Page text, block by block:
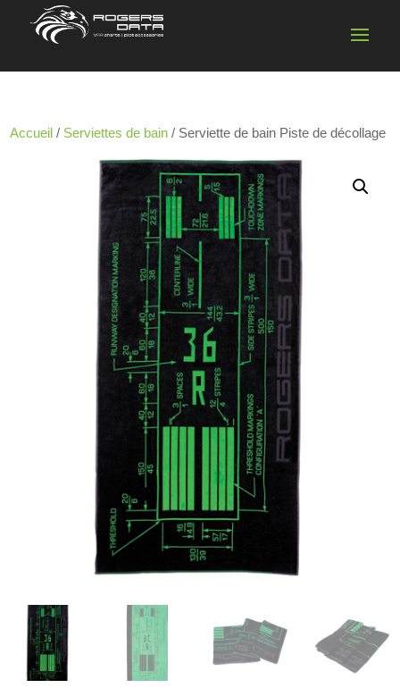
Accueil / Serviettes de bain / Serviette de bain Piste de décollage